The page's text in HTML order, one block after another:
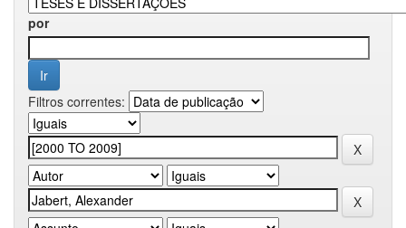
por
Filtros correntes: